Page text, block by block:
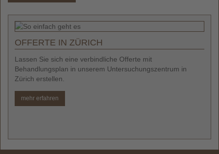
OFFERTE IN ZÜRICH
Lassen Sie sich eine verbindliche Offerte mit
Behandlungsplan in unserem Untersuchungszentrum in
Zürich erstellen.
mehr erfahren